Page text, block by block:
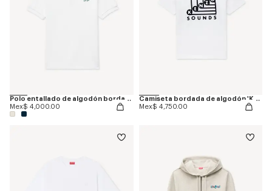
Polo entallado de algodón bordado 'KENZO Tulip'
Mex$ 4,000.00
Camiseta bordada de algodón 'KENZO Sounds'
Mex$ 4,750.00